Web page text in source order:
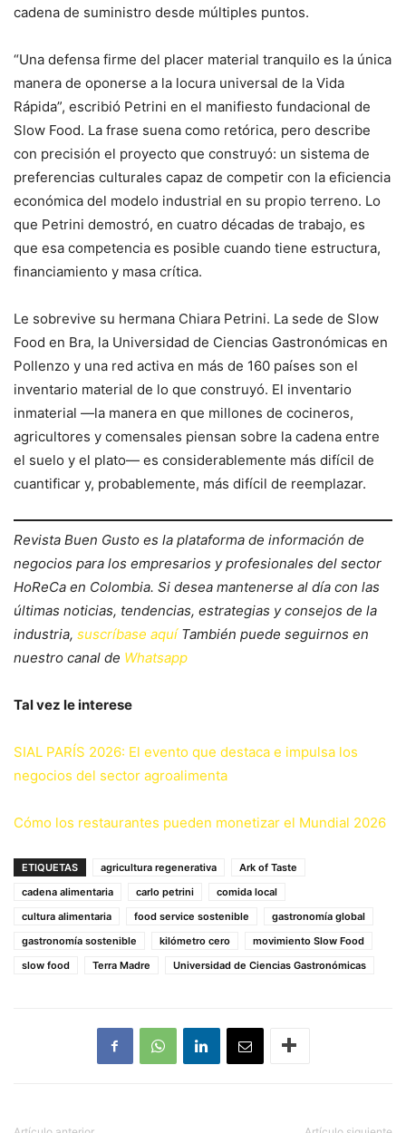
cadena de suministro desde múltiples puntos.
“Una defensa firme del placer material tranquilo es la única
manera de oponerse a la locura universal de la Vida
Rápida”, escribió Petrini en el manifiesto fundacional de
Slow Food. La frase suena como retórica, pero describe
con precisión el proyecto que construyó: un sistema de
preferencias culturales capaz de competir con la eficiencia
económica del modelo industrial en su propio terreno. Lo
que Petrini demostró, en cuatro décadas de trabajo, es
que esa competencia es posible cuando tiene estructura,
financiamiento y masa crítica.
Le sobrevive su hermana Chiara Petrini. La sede de Slow
Food en Bra, la Universidad de Ciencias Gastronómicas en
Pollenzo y una red activa en más de 160 países son el
inventario material de lo que construyó. El inventario
inmaterial —la manera en que millones de cocineros,
agricultores y comensales piensan sobre la cadena entre
el suelo y el plato— es considerablemente más difícil de
cuantificar y, probablemente, más difícil de reemplazar.
Revista Buen Gusto es la plataforma de información de
negocios para los empresarios y profesionales del sector
HoReCa en Colombia. Si desea mantenerse al día con las
últimas noticias, tendencias, estrategias y consejos de la
industria, suscríbase aquí También puede seguirnos en
nuestro canal de Whatsapp
Tal vez le interese
SIAL PARÍS 2026: El evento que destaca e impulsa los
negocios del sector agroalimenta
Cómo los restaurantes pueden monetizar el Mundial 2026
ETIQUETAS agricultura regenerativa
Ark of Taste
cadena alimentaria
carlo petrini
comida local
cultura alimentaria
food service sostenible
gastronomía global
gastronomía sostenible
kilómetro cero
movimiento Slow Food
slow food
Terra Madre Universidad de Ciencias Gastronómicas